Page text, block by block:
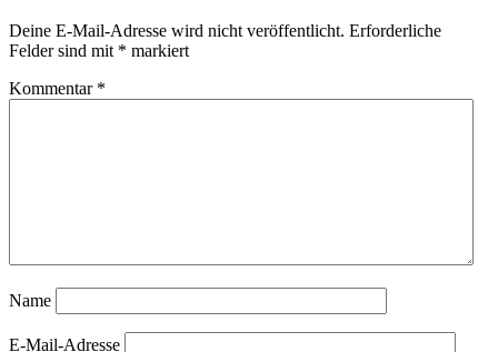
Deine E-Mail-Adresse wird nicht veröffentlicht. Erforderliche
Felder sind mit * markiert
Kommentar *
Name
E-Mail-Adresse